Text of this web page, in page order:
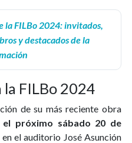
la FILBo 2024: invitados,
y destacados de la
FILBo 2024
de su más reciente obra
próximo sábado 20 de
el auditorio José Asunción